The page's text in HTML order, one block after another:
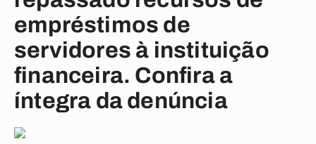
empréstimos de
servidores à instituição
financeira. Confira a
íntegra da denúncia